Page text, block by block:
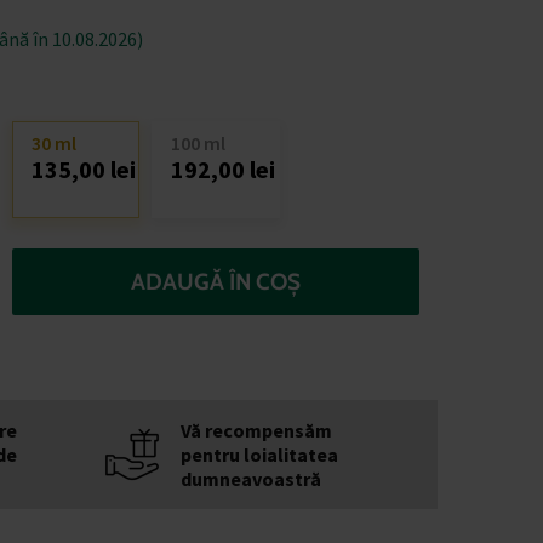
în 10.08.2026)
30 ml
135,00 lei
100 ml
192,00 lei
ADAUGĂ ÎN COȘ
Vă recompensăm
pentru loialitatea
dumneavoastră